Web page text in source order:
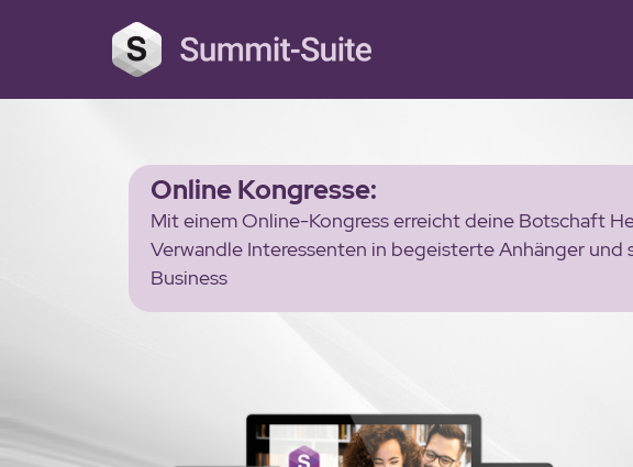
Online Kongresse:
Mit einem Online-Kongress erreicht deine Botschaft
Verwandle Interessenten in begeisterte Anhänger
Business